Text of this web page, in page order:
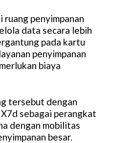
ruang penyimpanan
data secara lebih
pada kartu
penyimpanan
biaya
tersebut dengan
sebagai perangkat
dengan mobilitas
besar.